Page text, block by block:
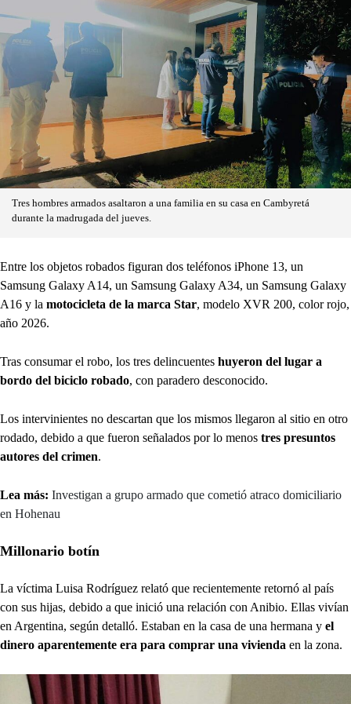
Tres hombres armados asaltaron a una familia en su casa en Cambyretá
durante la madrugada del jueves.
Entre los objetos robados figuran dos teléfonos iPhone 13, un
Samsung Galaxy A14, un Samsung Galaxy A34, un Samsung Galaxy
A16 y la motocicleta de la marca Star, modelo XVR 200, color rojo,
año 2026.
Tras consumar el robo, los tres delincuentes huyeron del lugar a
bordo del biciclo robado, con paradero desconocido.
Los intervinientes no descartan que los mismos llegaron al sitio en otro
rodado, debido a que fueron señalados por lo menos tres presuntos
autores del crimen.
Lea más: Investigan a grupo armado que cometió atraco domiciliario
en Hohenau
Millonario botín
La víctima Luisa Rodríguez relató que recientemente retornó al país
con sus hijas, debido a que inició una relación con Anibio. Ellas vivían
en Argentina, según detalló. Estaban en la casa de una hermana y el
dinero aparentemente era para comprar una vivienda en la zona.